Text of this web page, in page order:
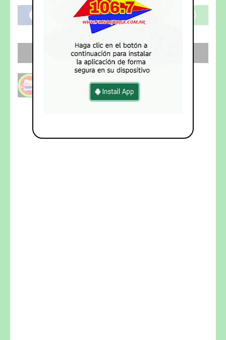
SEGUI NUESTRO CANAL